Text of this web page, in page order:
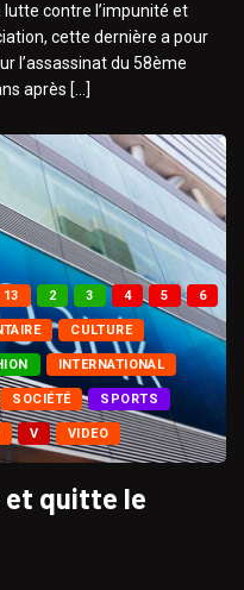
lutte contre l’impunité et
cette dernière a pour
l’assassinat du 58ème
après […]
13 2 3 4 5 6
CULTURE
INTERNATIONAL
SOCIÉTÉ SPORTS
V VIDEO
et quitte le